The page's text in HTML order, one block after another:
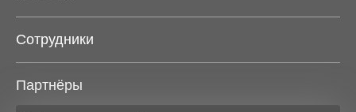
Сотрудники
Партнёры